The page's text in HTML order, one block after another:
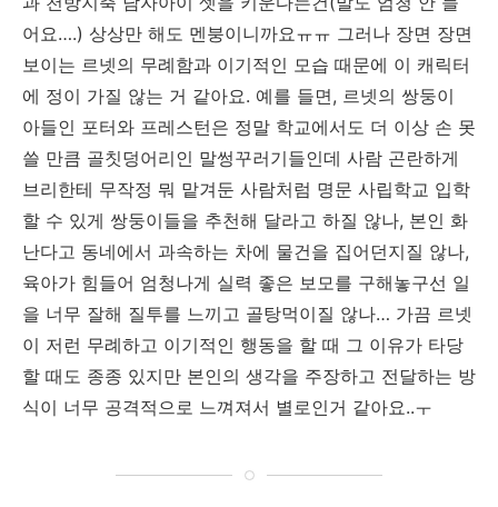
어요….) 상상만 해도 멘붕이니까요ㅠㅠ 그러나 장면 장면
보이는 르넷의 무례함과 이기적인 모습 때문에 이 캐릭터
에 정이 가질 않는 거 같아요. 예를 들면, 르넷의 쌍둥이
아들인 포터와 프레스턴은 정말 학교에서도 더 이상 손 못
쓸 만큼 골칫덩어리인 말썽꾸러기들인데 사람 곤란하게
브리한테 무작정 뭐 맡겨둔 사람처럼 명문 사립학교 입학
할 수 있게 쌍둥이들을 추천해 달라고 하질 않나, 본인 화
난다고 동네에서 과속하는 차에 물건을 집어던지질 않나,
육아가 힘들어 엄청나게 실력 좋은 보모를 구해놓구선 일
을 너무 잘해 질투를 느끼고 골탕먹이질 않나… 가끔 르넷
이 저런 무례하고 이기적인 행동을 할 때 그 이유가 타당
할 때도 종종 있지만 본인의 생각을 주장하고 전달하는 방
식이 너무 공격적으로 느껴져서 별로인거 같아요..ㅜ